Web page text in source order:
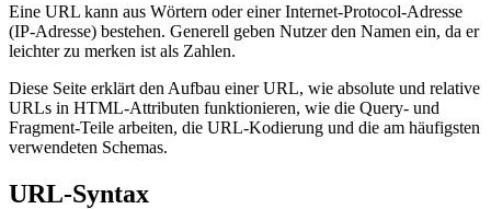
Eine URL kann aus Wörtern oder einer Internet-Protocol-Adresse
(IP-Adresse) bestehen. Generell geben Nutzer den Namen ein, da er
leichter zu merken ist als Zahlen.
Diese Seite erklärt den Aufbau einer URL, wie absolute und relative
URLs in HTML-Attributen funktionieren, wie die Query- und
Fragment-Teile arbeiten, die URL-Kodierung und die am häufigsten
verwendeten Schemas.
URL-Syntax